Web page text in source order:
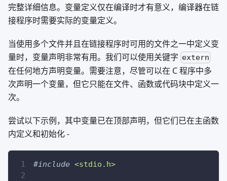
完整详细信息。变量定义仅在编译时才有意义，编译器在链
接程序时需要实际的变量定义。
当使用多个文件并且在链接程序时可用的文件之一中定义变
量时，变量声明非常有用。我们可以使用关键字 extern
在任何地方声明变量。需要注意，尽管可以在 C 程序中多
次声明一个变量，但它只能在文件、函数或代码块中定义一
次。
尝试以下示例，其中变量已在顶部声明，但它们已在主函数
内定义和初始化 -
#include <stdio.h>